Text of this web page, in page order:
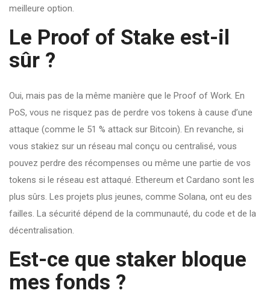
meilleure option.
Le Proof of Stake est-il
sûr ?
Oui, mais pas de la même manière que le Proof of Work. En
PoS, vous ne risquez pas de perdre vos tokens à cause d’une
attaque (comme le 51 % attack sur Bitcoin). En revanche, si
vous stakiez sur un réseau mal conçu ou centralisé, vous
pouvez perdre des récompenses ou même une partie de vos
tokens si le réseau est attaqué. Ethereum et Cardano sont les
plus sûrs. Les projets plus jeunes, comme Solana, ont eu des
failles. La sécurité dépend de la communauté, du code et de la
décentralisation.
Est-ce que staker bloque
mes fonds ?